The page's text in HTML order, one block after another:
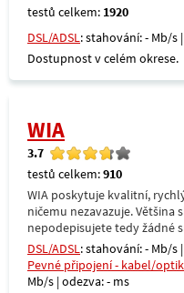
testů celkem: 1920
DSL/ADSL: stahování: - Mb/s
Dostupnost v celém okrese.
WIA
3.7
testů celkem:910
WIA poskytuje kvalitní,
ničemu nezavazuje. Většina
nepodepisujete tedy žádné
DSL/ADSL: stahování: - Mb/s
Pevné připojení - kabel/
Mb/s | odezva: - ms